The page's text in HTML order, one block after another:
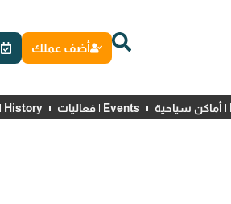
أضف عملك
Events | فعاليات History | تاريخ